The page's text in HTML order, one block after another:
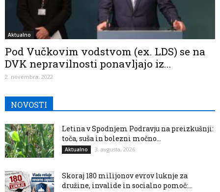
Aktualno
Pod Vučkovim vodstvom (ex. LDS) se na
DVK nepravilnosti ponavljajo iz...
2. novembra, 2022
NOVOSTI
Letina v Spodnjem Podravju na preizkušnji:
toča, suša in bolezni močno...
Aktualno 3. avgusta, 2026
Skoraj 180 milijonov evrov luknje za
družine, invalide in socialno pomoč:...